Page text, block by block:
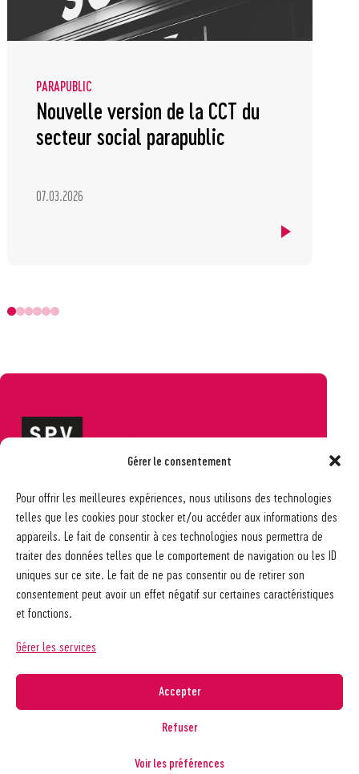
Gérer le consentement
Pour offrir les meilleures expériences, nous utilisons des technologies
telles que les cookies pour stocker et/ou accéder aux informations des
appareils. Le fait de consentir à ces technologies nous permettra de
traiter des données telles que le comportement de navigation ou les ID
uniques sur ce site. Le fait de ne pas consentir ou de retirer son
consentement peut avoir un effet négatif sur certaines caractéristiques
et fonctions.
Gérer les services
Accepter
Refuser
Voir les préférences
PARAPUBLIC
Nouvelle version de la CCT du
secteur social parapublic
07.03.2026
Ch. des Allinges 2
1006 Lausanne
021 617 65 59
info@spv-vd.ch
FAQ
Les associations
Nos guides pratiques